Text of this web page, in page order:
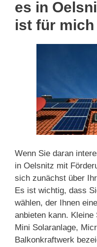
es in
ist für
Wenn Sie daran
in Oelsnitz mit
sich zunächst über
Es ist wichtig, dass
wählen, der Ihnen
anbieten kann. Kleine
Mini Solaranlage,
Balkonkraftwerk